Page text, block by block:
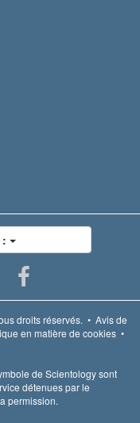
droits réservés. • Avis de
en matière de cookies •
de Scientology sont
détenues par le
permission.